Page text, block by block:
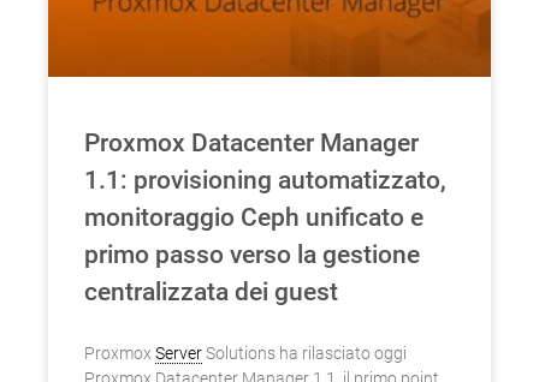
Proxmox Datacenter Manager
1.1: provisioning automatizzato,
monitoraggio Ceph unificato e
primo passo verso la gestione
centralizzata dei guest
Proxmox ServerSolutions ha rilasciato oggi
Proxmox Datacenter Manager 1.1, il primo point